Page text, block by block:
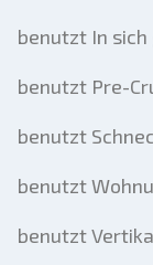
benutzt In
benutzt Pre-
benutzt
benutzt
benutzt